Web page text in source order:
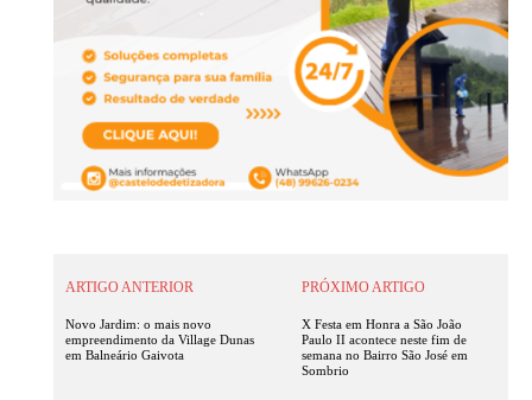
ARTIGO ANTERIOR
Novo Jardim: o mais novo
empreendimento da Village Dunas
em Balneário Gaivota
PRÓXIMO ARTIGO
X Festa em Honra a São João
Paulo II acontece neste fim de
semana no Bairro São José em
Sombrio